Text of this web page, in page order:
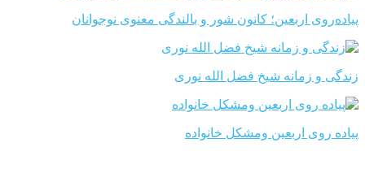
پیاده‌روی اربعین؛ کانون شور و بالندگی معنوی نوجوانان
زندگی و زمانه شیخ فضل الله نوری
پیاده روی اربعین ومشکل خانواده